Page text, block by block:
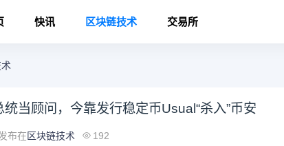
快讯 区块链技术 交易所
当顾问，今靠发行稳定币Usual“杀入”币安
发布在区块链技术 192